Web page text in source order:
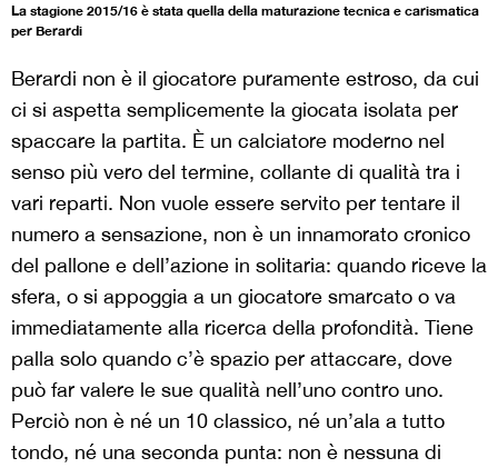
La stagione 2015/16 è stata quella della maturazione tecnica e carismatica
per Berardi
Berardi non è il giocatore puramente estroso, da cui
ci si aspetta semplicemente la giocata isolata per
spaccare la partita. È un calciatore moderno nel
senso più vero del termine, collante di qualità tra i
vari reparti. Non vuole essere servito per tentare il
numero a sensazione, non è un innamorato cronico
del pallone e dell’azione in solitaria: quando riceve la
sfera, o si appoggia a un giocatore smarcato o va
immediatamente alla ricerca della profondità. Tiene
palla solo quando c’è spazio per attaccare, dove
può far valere le sue qualità nell’uno contro uno.
Perciò non è né un 10 classico, né un’ala a tutto
tondo, né una seconda punta: non è nessuna di